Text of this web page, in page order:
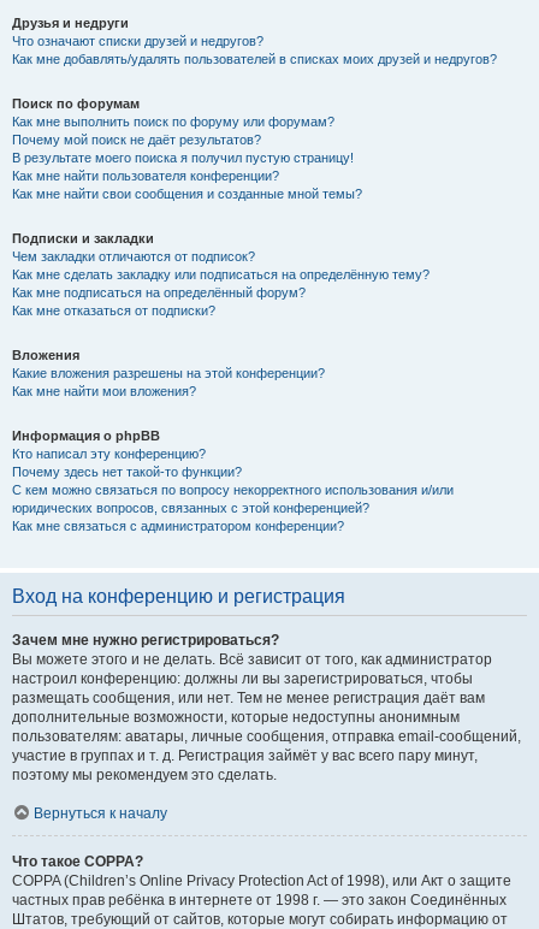
Друзья и недруги
Что означают списки друзей и недругов?
Как мне добавлять/удалять пользователей в списках моих друзей и недругов?
Поиск по форумам
Как мне выполнить поиск по форуму или форумам?
Почему мой поиск не даёт результатов?
В результате моего поиска я получил пустую страницу!
Как мне найти пользователя конференции?
Как мне найти свои сообщения и созданные мной темы?
Подписки и закладки
Чем закладки отличаются от подписок?
Как мне сделать закладку или подписаться на определённую тему?
Как мне подписаться на определённый форум?
Как мне отказаться от подписки?
Вложения
Какие вложения разрешены на этой конференции?
Как мне найти мои вложения?
Информация о phpBB
Кто написал эту конференцию?
Почему здесь нет такой-то функции?
С кем можно связаться по вопросу некорректного использования и/или
юридических вопросов, связанных с этой конференцией?
Как мне связаться с администратором конференции?
Вход на конференцию и регистрация
Зачем мне нужно регистрироваться?
Вы можете этого и не делать. Всё зависит от того, как администратор
настроил конференцию: должны ли вы зарегистрироваться, чтобы
размещать сообщения, или нет. Тем не менее регистрация даёт вам
дополнительные возможности, которые недоступны анонимным
пользователям: аватары, личные сообщения, отправка email-сообщений,
участие в группах и т. д. Регистрация займёт у вас всего пару минут,
поэтому мы рекомендуем это сделать.
Вернуться к началу
Что такое COPPA?
COPPA (Children’s Online Privacy Protection Act of 1998), или Акт о защите
частных прав ребёнка в интернете от 1998 г. — это закон Соединённых
Штатов, требующий от сайтов, которые могут собирать информацию от